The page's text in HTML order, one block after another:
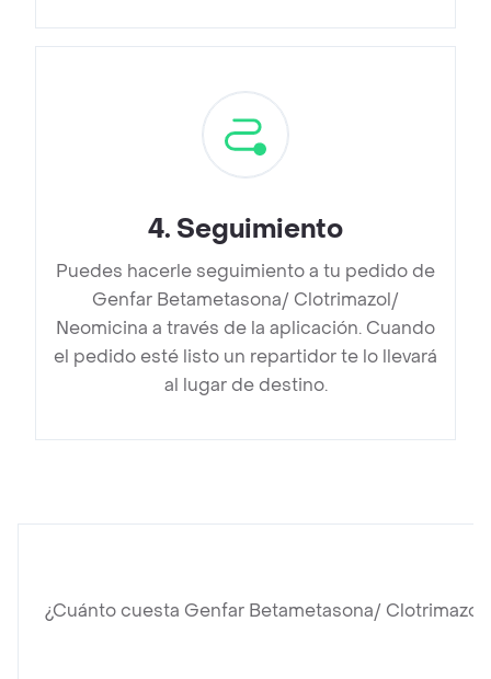
4. Seguimiento
Puedes hacerle seguimiento a tu pedido de
Genfar Betametasona/ Clotrimazol/
Neomicina a través de la aplicación. Cuando
el pedido esté listo un repartidor te lo llevará
al lugar de destino.
¿Cuánto cuesta Genfar Betametasona/